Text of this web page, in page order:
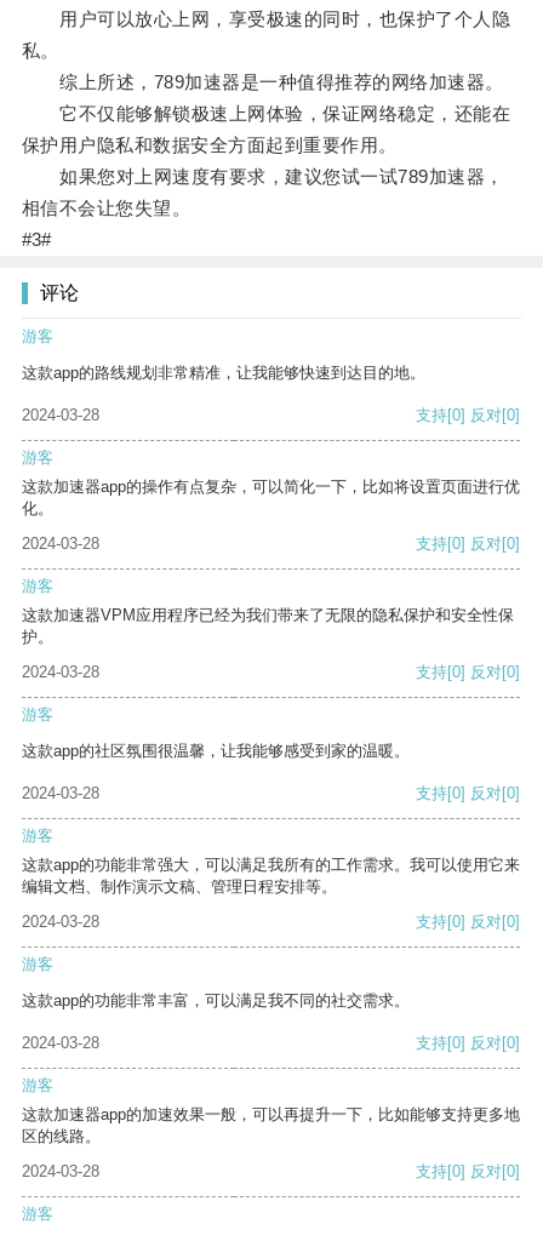
用户可以放心上网，享受极速的同时，也保护了个人隐
私。
综上所述，789加速器是一种值得推荐的网络加速器。
它不仅能够解锁极速上网体验，保证网络稳定，还能在
保护用户隐私和数据安全方面起到重要作用。
如果您对上网速度有要求，建议您试一试789加速器，
相信不会让您失望。
#3#
评论
游客
这款app的路线规划非常精准，让我能够快速到达目的地。
2024-03-28 支持[0] 反对[0]
游客
这款加速器app的操作有点复杂，可以简化一下，比如将设置页面进行优
化。
2024-03-28
支持[0] 反对[0]
游客
这款加速器VPM应用程序已经为我们带来了无限的隐私保护和安全性保
护。
2024-03-28
支持[0] 反对[0]
游客
这款app的社区氛围很温馨，让我能够感受到家的温暖。
2024-03-28 支持[0] 反对[0]
游客
这款app的功能非常强大，可以满足我所有的工作需求。我可以使用它来
编辑文档、制作演示文稿、管理日程安排等。
2024-03-28
支持[0] 反对[0]
游客
这款app的功能非常丰富，可以满足我不同的社交需求。
2024-03-28 支持[0] 反对[0]
游客
这款加速器app的加速效果一般，可以再提升一下，比如能够支持更多地
区的线路。
2024-03-28
支持[0] 反对[0]
游客